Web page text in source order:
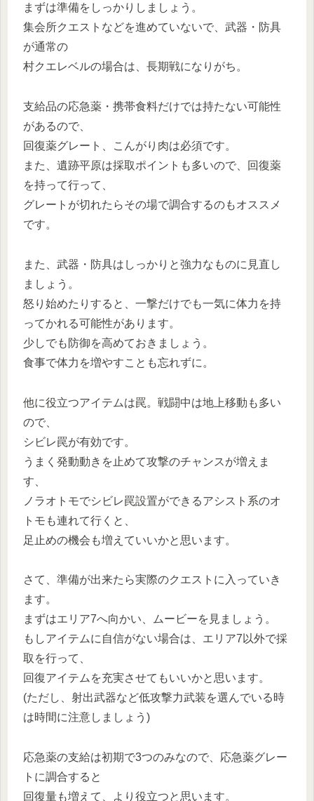
まずは準備をしっかりしましょう。
集会所クエストなどを進めていないで、武器・防具
が通常の
村クエレベルの場合は、長期戦になりがち。
支給品の応急薬・携帯食料だけでは持たない可能性
があるので、
回復薬グレート、こんがり肉は必須です。
また、遺跡平原は採取ポイントも多いので、回復薬
を持って行って、
グレートが切れたらその場で調合するのもオススメ
です。
また、武器・防具はしっかりと強力なものに見直し
ましょう。
怒り始めたりすると、一撃だけでも一気に体力を持
ってかれる可能性があります。
少しでも防御を高めておきましょう。
食事で体力を増やすことも忘れずに。
他に役立つアイテムは罠。戦闘中は地上移動も多い
ので、
シビレ罠が有効です。
うまく発動動きを止めて攻撃のチャンスが増えま
す、
ノラオトモでシビレ罠設置ができるアシスト系のオ
トモも連れて行くと、
足止めの機会も増えていいかと思います。
さて、準備が出来たら実際のクエストに入っていき
ます。
まずはエリア7へ向かい、ムービーを見ましょう。
もしアイテムに自信がない場合は、エリア7以外で採
取を行って、
回復アイテムを充実させてもいいかと思います。
(ただし、射出武器など低攻撃力武装を選んでいる時
は時間に注意しましょう)
応急薬の支給は初期で3つのみなので、応急薬グレー
トに調合すると
回復量も増えて、より役立つと思います。